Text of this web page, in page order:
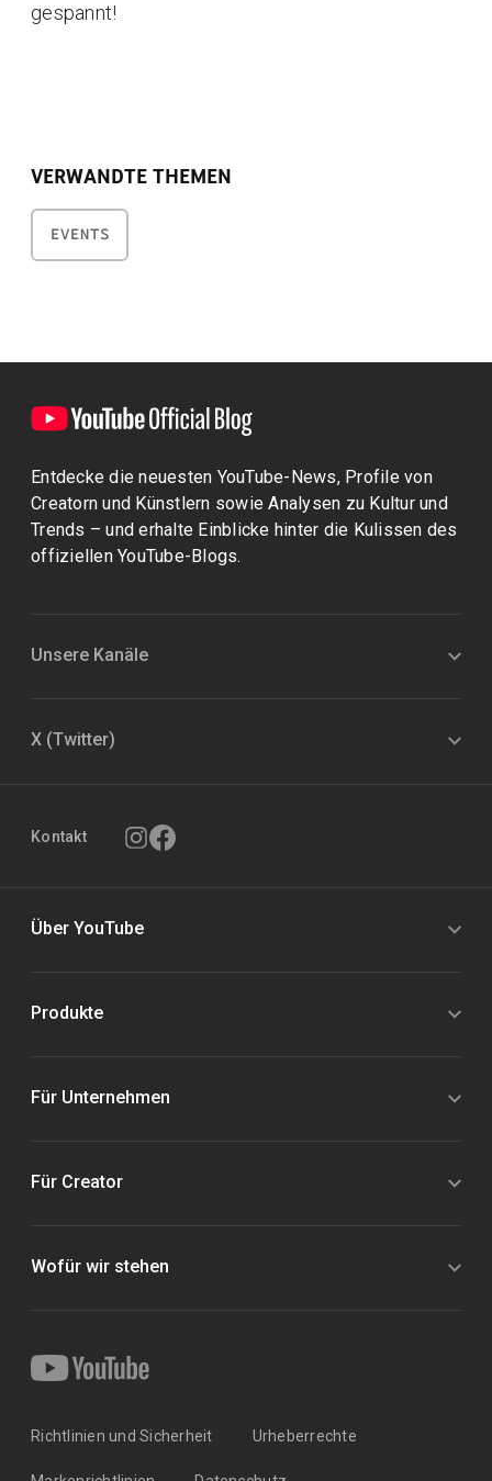
gespannt!
VERWANDTE THEMEN
EVENTS
Entdecke die neuesten YouTube-News, Profile von
Creatorn und Künstlern sowie Analysen zu Kultur und
Trends – und erhalte Einblicke hinter die Kulissen des
offiziellen YouTube-Blogs.
Unsere Kanäle
X (Twitter)
Kontakt
Über YouTube
Produkte
Für Unternehmen
Für Creator
Wofür wir stehen
Richtlinien und Sicherheit Urheberrechte